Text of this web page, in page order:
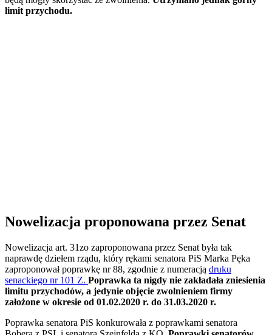
limit przychodu.
Nowelizacja proponowana przez Senat
Nowelizacja art. 31zo zaproponowana przez Senat była tak
naprawdę dziełem rządu, który rękami senatora PiS Marka Pęka
zaproponował poprawkę nr 88, zgodnie z numeracją druku
senackiego nr 101 Z. Poprawka ta nigdy nie zakładała zniesienia
limitu przychodów, a jedynie objęcie zwolnieniem firmy
założone w okresie od 01.02.2020 r. do 31.03.2020 r.
Poprawka senatora PiS konkurowała z poprawkami senatora